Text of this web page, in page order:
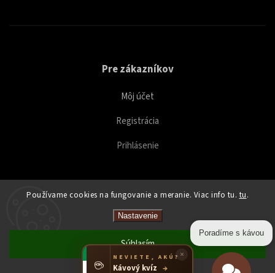
Používame cookies na fungovanie a meranie. Viac info tu. tu.
Nastavenie
Súhlasím
Pre zákazníkov
Môj účet
Registrácia
Prihlásenie
Caffeitaliano. Všetky práva vyhradené.
Upraviť nastavenie cookies
Poradíme s kávou
×
☕ NEVIETE, AKÚ?
Kávový kvíz →